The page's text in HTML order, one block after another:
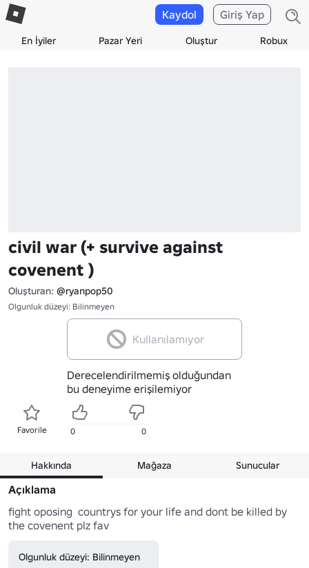
En İyiler Pazar Yeri Oluştur Robux
Kaydol Giriş Yap
civil war (+ survive against
covenent )
Oluşturan: @ryanpop50
Olgunluk düzeyi: Bilinmeyen
Kullanılamıyor
Derecelendirilmemiş olduğundan
bu deneyime erişilemiyor
Favorile 0 0
Hakkında Mağaza Sunucular
Açıklama
fight oposing  countrys for your life and dont be killed by
the covenent plz fav
Olgunluk düzeyi: Bilinmeyen